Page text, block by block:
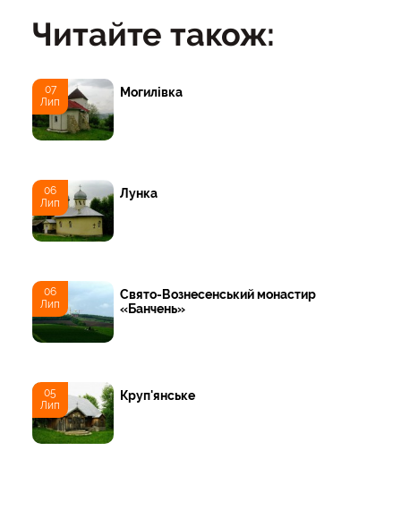
Читайте також:
07
Лип
Могилівка
06
Лип
Лунка
06
Лип
Свято-Вознесенський монастир
«Банчень»
05
Лип
Круп'янське